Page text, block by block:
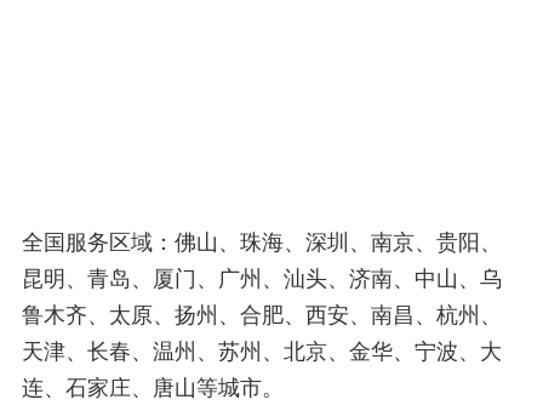
全国服务区域：佛山、珠海、深圳、南京、贵阳、
昆明、青岛、厦门、广州、汕头、济南、中山、乌
鲁木齐、太原、扬州、合肥、西安、南昌、杭州、
天津、长春、温州、苏州、北京、金华、宁波、大
连、石家庄、唐山等城市。